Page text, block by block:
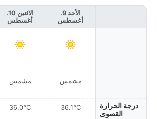
درجة الحرارة
القصوى
الأحد 9.
أغسطس
مشمس
36.1°C
الاثنين 10.
أغسطس
مشمس
36.0°C